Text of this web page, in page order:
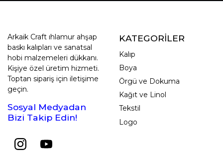
Arkaik Craft ıhlamur ahşap
baskı kalıpları ve sanatsal
hobi malzemeleri dükkanı.
Kişiye özel üretim hizmeti.
Toptan sipariş için iletişime
geçin.
Sosyal Medyadan
Bizi Takip Edin!
KATEGORİLER
Kalıp
Boya
Örgü ve Dokuma
Kağıt ve Linol
Tekstil
Logo